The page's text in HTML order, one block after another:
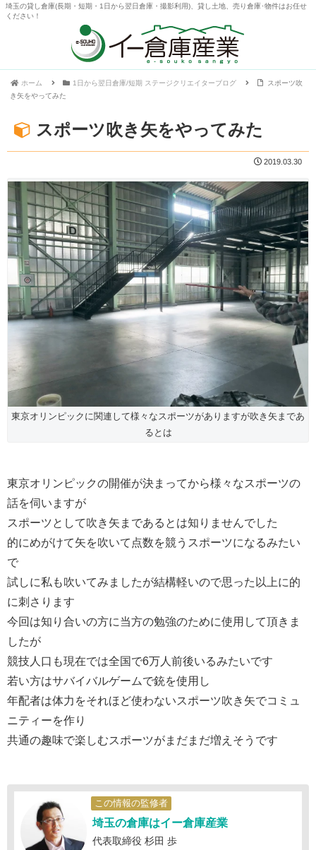
埼玉の貸し倉庫(長期・短期・1日から翌日倉庫・撮影利用)、貸し土地、売り倉庫･物件はお任せ
ください！
ホーム 1日から翌日倉庫/短期 ステージクリエイターブログ
スポーツ吹
き矢をやってみた
スポーツ吹き矢をやってみた
2019.03.30
東京オリンピックに関連して様々なスポーツがありますが吹き矢まであ
るとは
東京オリンピックの開催が決まってから様々なスポーツの
話を伺いますが
スポーツとして吹き矢まであるとは知りませんでした
的にめがけて矢を吹いて点数を競うスポーツになるみたい
で
試しに私も吹いてみましたが結構軽いので思った以上に的
に刺さります
今回は知り合いの方に当方の勉強のために使用して頂きま
したが
競技人口も現在では全国で6万人前後いるみたいです
若い方はサバイバルゲームで銃を使用し
年配者は体力をそれほど使わないスポーツ吹き矢でコミュ
ニティーを作り
共通の趣味で楽しむスポーツがまだまだ増えそうです
この情報の監修者
埼玉の倉庫はイー倉庫産業
代表取締役 杉田 歩